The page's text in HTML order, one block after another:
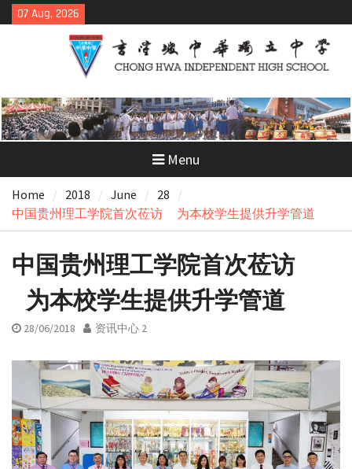
Skip
to
07 Aug, 2026
Menu
Home 2018 June
28
中国贵州理工学院首次莅访 为本校学生提供升学管道
中国贵州理工学院首次莅访
为本校学生提供升学管道
28/06/2018 资讯中心 2